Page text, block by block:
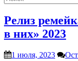
Релиз
в них» 2023
1 июля, 2023